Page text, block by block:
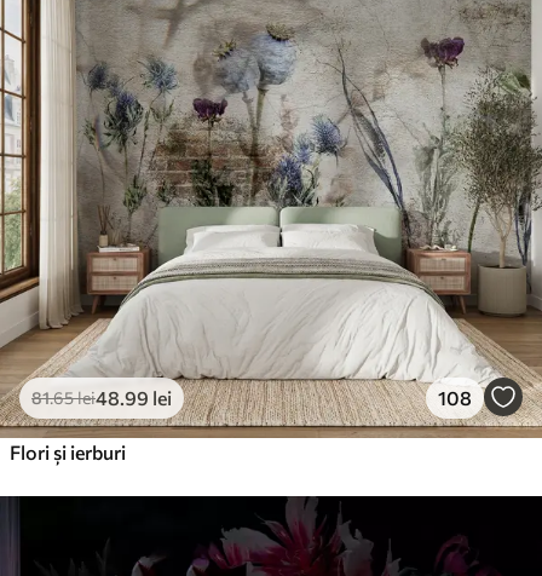
81.65lei48.99 lei 108
Flori și ierburi